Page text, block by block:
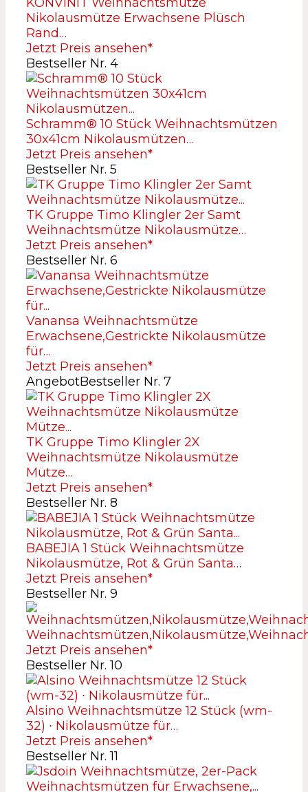
Nikolausmütze Erwachsene Plüsch
Rand…
Jetzt Preis ansehen*
Bestseller Nr. 4
Schramm® 10 Stück Weihnachtsmützen
30x41cm Nikolausmützen…
Jetzt Preis ansehen*
Bestseller Nr. 5
TK Gruppe Timo Klingler 2er Samt
Weihnachtsmütze Nikolausmütze…
Jetzt Preis ansehen*
Bestseller Nr. 6
Vanansa Weihnachtsmütze
Erwachsene,Gestrickte Nikolausmütze
für…
Jetzt Preis ansehen*
AngebotBestseller Nr. 7
TK Gruppe Timo Klingler 2X
Weihnachtsmütze Nikolausmütze
Mütze…
Jetzt Preis ansehen*
Bestseller Nr. 8
BABEJIA 1 Stück Weihnachtsmütze
Nikolausmütze, Rot & Grün Santa…
Jetzt Preis ansehen*
Bestseller Nr. 9
Jetzt Preis ansehen*
Bestseller Nr. 10
Alsino Weihnachtsmütze 12 Stück (wm-
32) ∙ Nikolausmütze für…
Jetzt Preis ansehen*
Bestseller Nr. 11